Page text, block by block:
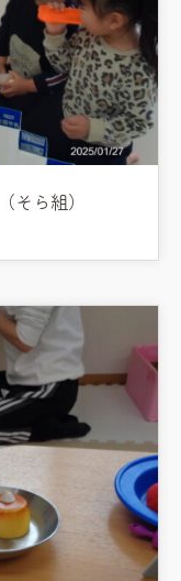
そら組）